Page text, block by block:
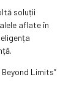
soluții
aflate în
Limits”